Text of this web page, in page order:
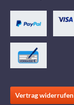
Vertrag widerrufen